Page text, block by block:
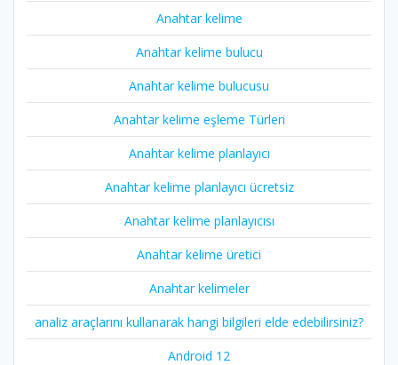
Anahtar kelime
Anahtar kelime bulucu
Anahtar kelime bulucusu
Anahtar kelime eşleme Türleri
Anahtar kelime planlayıcı
Anahtar kelime planlayıcı ücretsiz
Anahtar kelime planlayıcısı
Anahtar kelime üretici
Anahtar kelimeler
analiz araçlarını kullanarak hangi bilgileri elde edebilirsiniz?
Android 12